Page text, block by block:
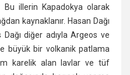
Bu illerin Kapadokya olarak
kaynaklanır. Hasan Dağı
diğer adıyla Argeos ve
büyük bir volkanik patlama
karelik alan lavlar ve tüf